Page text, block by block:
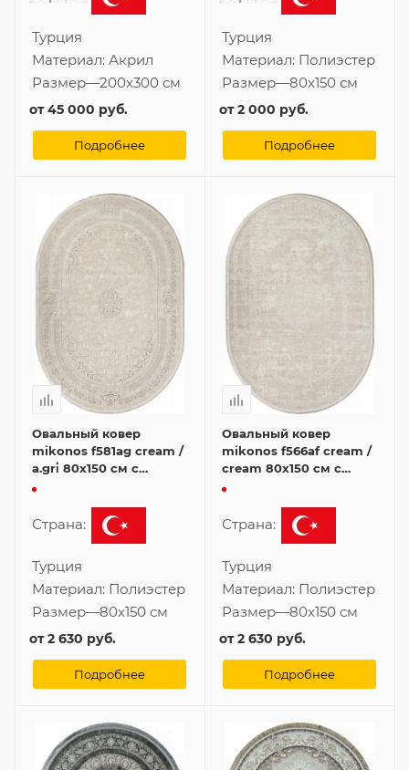
Турция
Материал: Акрил
Размер—200x300 см
от45 000 руб.
Подробнее
Турция
Материал: Полиэстер
Размер—80x150 см
от2 000 руб.
Подробнее
Овальный ковер
mikonos f581ag cream /
a.gri̇ 80x150 см с
бахромой
Страна:
Турция
Материал: Полиэстер
Размер—80x150 см
от2 630 руб.
Подробнее
Овальный ковер
mikonos f566af cream /
cream 80x150 см с
бахромой
Страна:
Турция
Материал: Полиэстер
Размер—80x150 см
от2 630 руб.
Подробнее